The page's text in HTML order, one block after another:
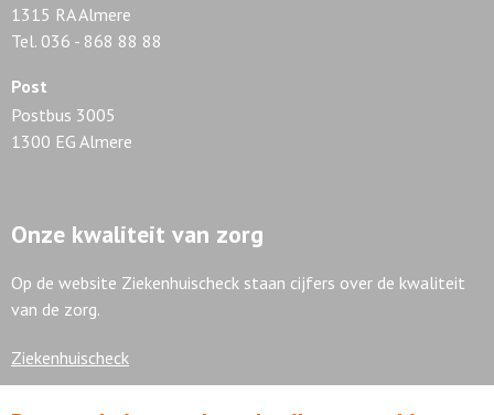
1315 RA Almere
Tel. 036 - 868 88 88
Post
Postbus 3005
1300 EG Almere
Onze kwaliteit van zorg
Op de website Ziekenhuischeck staan cijfers over de kwaliteit
van de zorg.
Ziekenhuischeck